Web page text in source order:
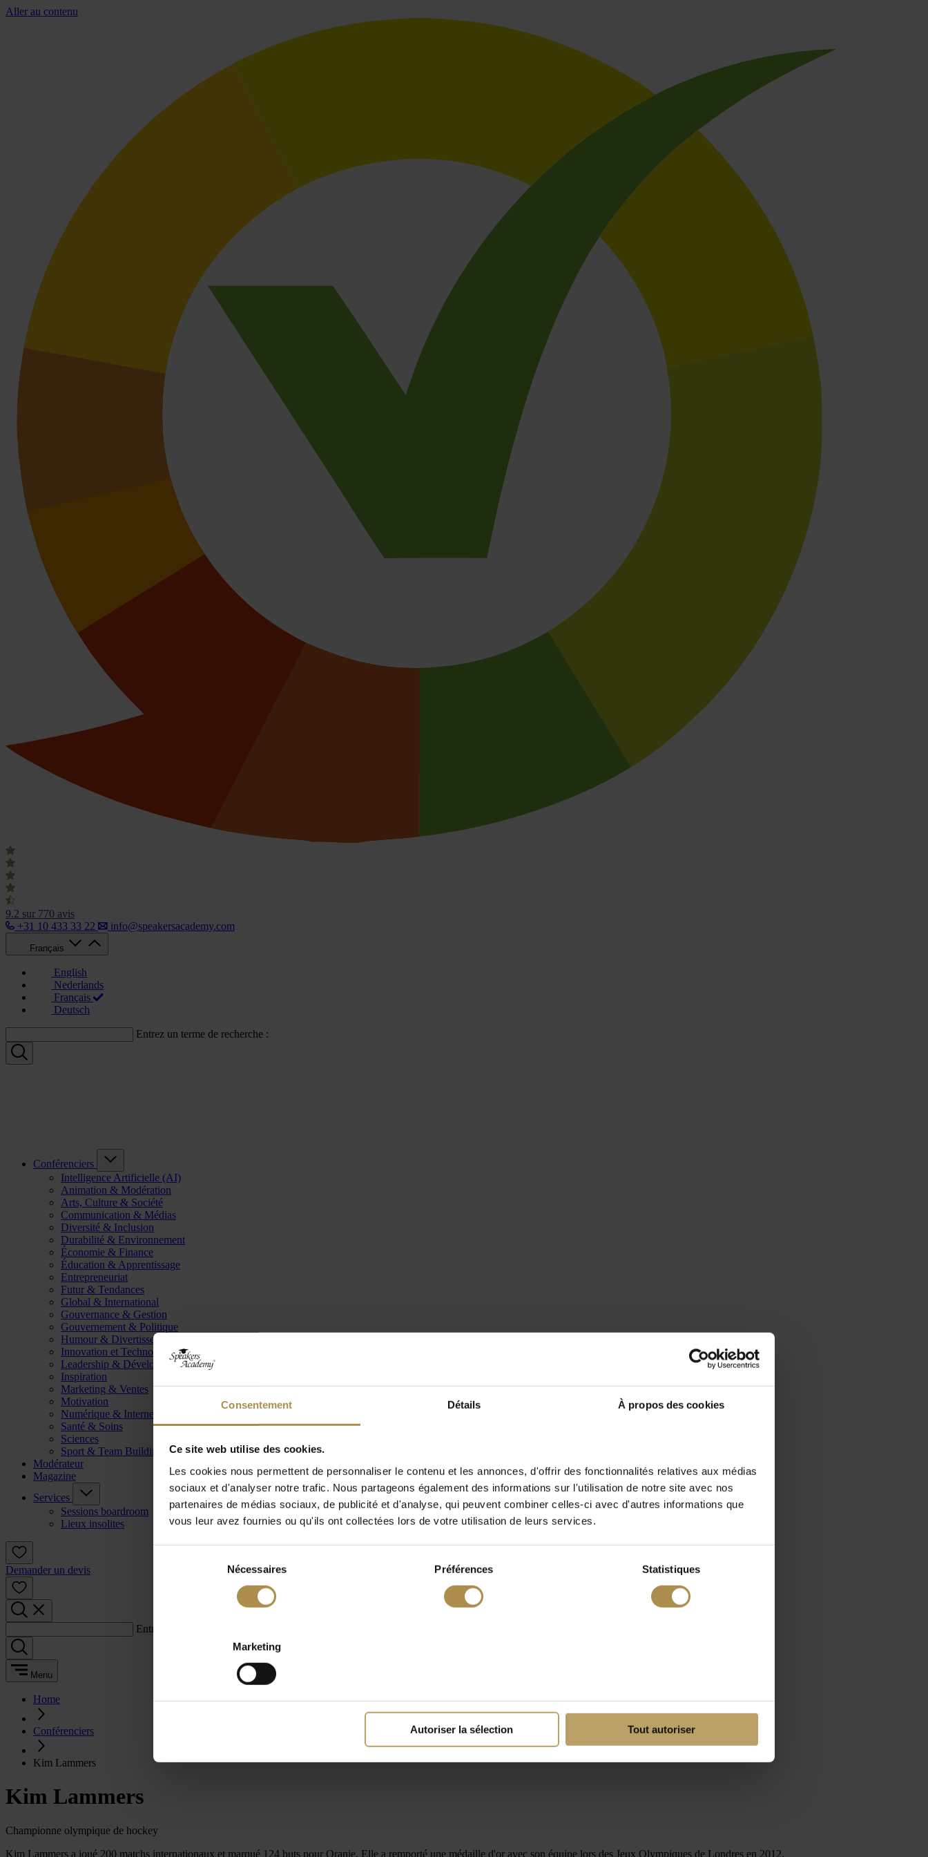
Consentement Détails À propos des cookies
Ce site web utilise des cookies.
Les cookies nous permettent de personnaliser le contenu et les annonces, d'offrir des fonctionnalités relatives aux médias
sociaux et d'analyser notre trafic. Nous partageons également des informations sur l'utilisation de notre site avec nos
partenaires de médias sociaux, de publicité et d'analyse, qui peuvent combiner celles-ci avec d'autres informations que
vous leur avez fournies ou qu'ils ont collectées lors de votre utilisation de leurs services.
Nécessaires Préférences Statistiques
Marketing
Autoriser la sélection Tout autoriser
Aller au contenu
9.2 sur 770 avis
+31 10 433 33 22
info@speakersacademy.com
Français
English
Nederlands
Français
Deutsch
Entrez un terme de recherche :
Conférenciers
Intelligence Artificielle (AI)
Animation & Modération
Arts, Culture & Société
Communication & Médias
Diversité & Inclusion
Durabilité & Environnement
Économie & Finance
Éducation & Apprentissage
Entrepreneuriat
Futur & Tendances
Global & International
Gouvernance & Gestion
Gouvernement & Politique
Humour & Divertissement
Innovation et Technologie
Leadership & Développement
Inspiration
Marketing & Ventes
Motivation
Numérique & Internet
Santé & Soins
Sciences
Sport & Team Building
Modérateur
Magazine
Services
Sessions boardroom
Lieux insolites
Demander un devis
Entrez un terme de recherche :
Menu
Home
Conférenciers
Kim Lammers
Kim Lammers
Championne olympique de hockey
Kim Lammers a joué 200 matchs internationaux et marqué 124 buts pour Oranje. Elle a remporté une médaille d'or avec son équipe lors des Jeux Olympiques de Londres en 2012.